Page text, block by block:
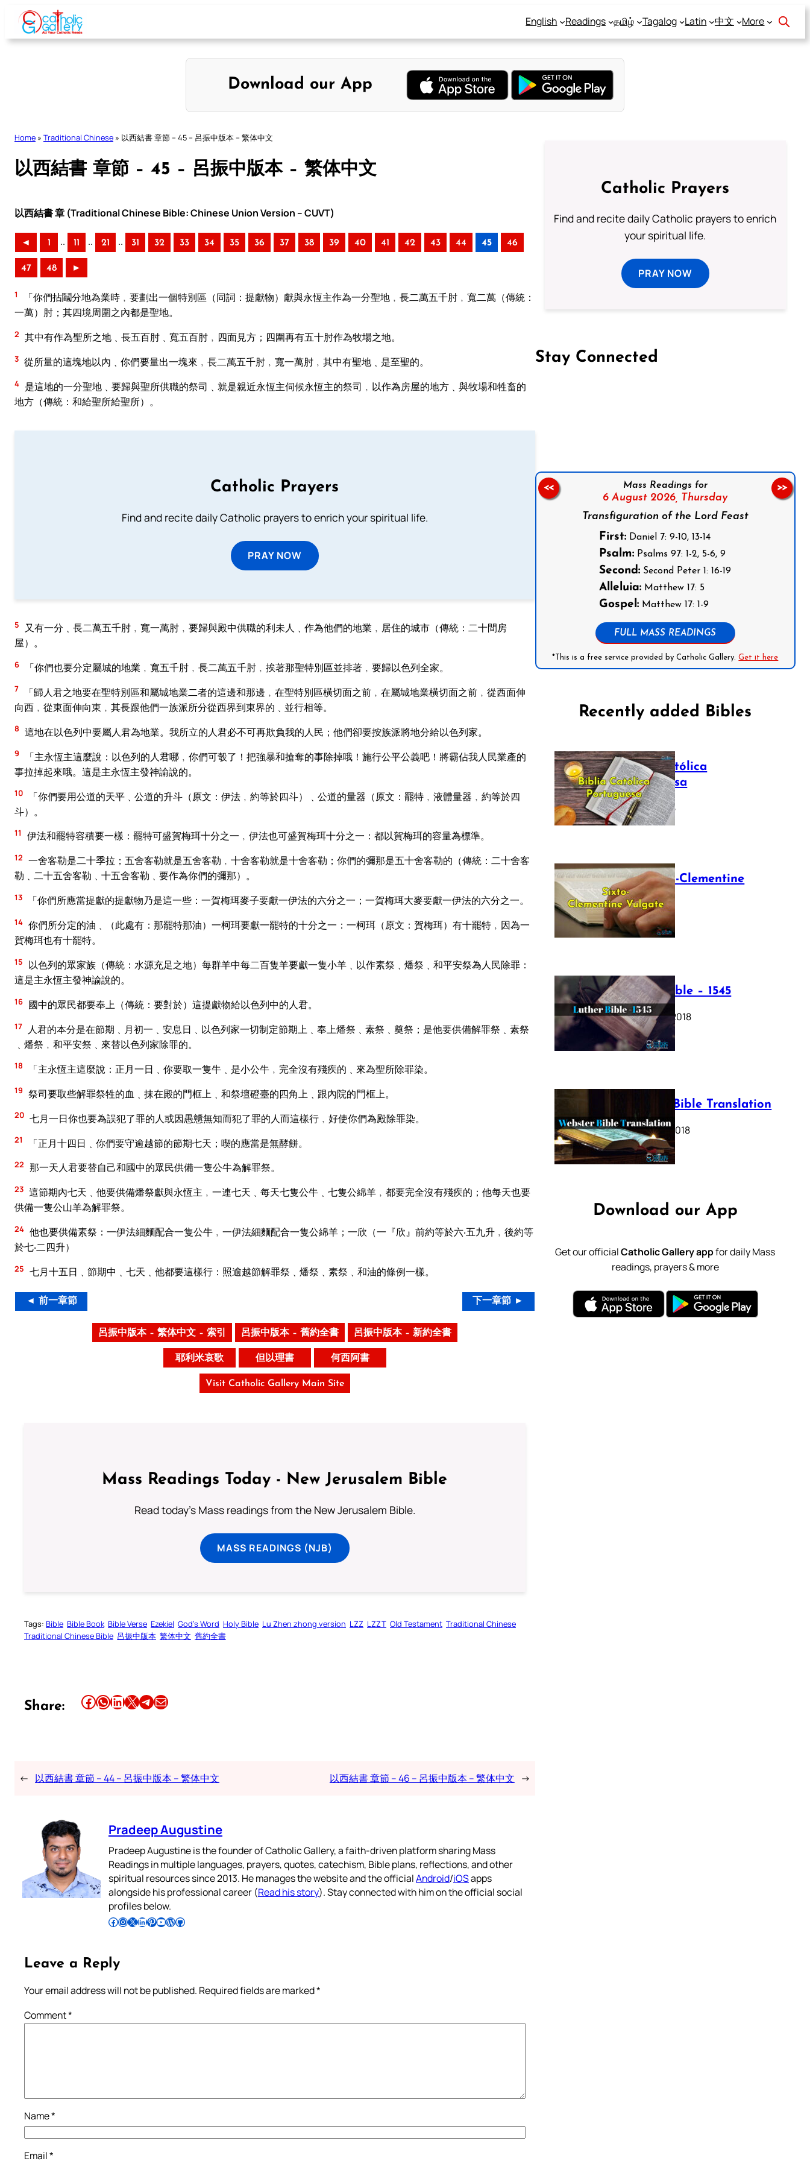
Skip
content
English Readings தமிழ் Tagalog Latin 中文 More
Download our App
Home » Traditional Chinese » 以西結書 章節 – 45 – 呂振中版本 – 繁体中文
以西結書 章節 – 45 – 呂振中版本 – 繁体中文
以西結書 章 (Traditional Chinese Bible: Chinese Union Version – CUVT)
◄ 1 .. 11 .. 21 .. 31 32 33 34 35 36 37 38 39 40 41 42 43 44 45 46
47 48 ►
1
「你們拈鬮分地為業時﹐要劃出一個特別區（同詞：提獻物）獻與永恆主作為一分聖地﹐長二萬五千肘﹐寬二萬（傳統：
一萬）肘；其四境周圍之內都是聖地。
2 其中有作為聖所之地﹑長五百肘﹑寬五百肘﹐四面見方；四圍再有五十肘作為牧場之地。
3 從所量的這塊地以內﹑你們要量出一塊來﹐長二萬五千肘﹐寬一萬肘﹐其中有聖地﹑是至聖的。
4 是這地的一分聖地﹑要歸與聖所供職的祭司﹑就是親近永恆主伺候永恆主的祭司﹐以作為房屋的地方﹑與牧場和牲畜的
地方（傳統：和給聖所給聖所）。
Catholic Prayers
Find and recite daily Catholic prayers to enrich your spiritual life.
PRAY NOW
5
又有一分﹑長二萬五千肘﹐寬一萬肘﹐要歸與殿中供職的利未人﹑作為他們的地業﹐居住的城市（傳統：二十間房
屋）。
6 「你們也要分定屬城的地業﹐寬五千肘﹐長二萬五千肘﹐挨著那聖特別區並排著﹐要歸以色列全家。
7
「歸人君之地要在聖特別區和屬城地業二者的這邊和那邊﹐在聖特別區橫切面之前﹐在屬城地業橫切面之前﹐從西面伸
向西﹐從東面伸向東﹐其長跟他們一族派所分從西界到東界的﹑並行相等。
8 這地在以色列中要屬人君為地業。我所立的人君必不可再欺負我的人民；他們卻要按族派將地分給以色列家。
9
「主永恆主這麼說：以色列的人君哪﹐你們可彀了！把強暴和搶奪的事除掉哦！施行公平公義吧！將霸佔我人民業產的
事拉掉起來哦。這是主永恆主發神諭說的。
10
「你們要用公道的天平﹑公道的升斗（原文：伊法﹐約等於四斗）﹑公道的量器（原文：罷特﹐液體量器﹐約等於四
斗）。
11 伊法和罷特容積要一樣：罷特可盛賀梅珥十分之一﹐伊法也可盛賀梅珥十分之一：都以賀梅珥的容量為標準。
12 一舍客勒是二十季拉；五舍客勒就是五舍客勒﹐十舍客勒就是十舍客勒；你們的彌那是五十舍客勒的（傳統：二十舍客
勒﹑二十五舍客勒﹑十五舍客勒﹑要作為你們的彌那）。
13 「你們所應當提獻的提獻物乃是這一些：一賀梅珥麥子要獻一伊法的六分之一；一賀梅珥大麥要獻一伊法的六分之一。
14 你們所分定的油﹑（此處有：那罷特那油）一柯珥要獻一罷特的十分之一：一柯珥（原文：賀梅珥）有十罷特﹐因為一
賀梅珥也有十罷特。
15
以色列的眾家族（傳統：水源充足之地）每群羊中每二百隻羊要獻一隻小羊﹑以作素祭﹑燔祭﹑和平安祭為人民除罪：
這是主永恆主發神諭說的。
16 國中的眾民都要奉上（傳統：要對於）這提獻物給以色列中的人君。
17
人君的本分是在節期﹑月初一﹑安息日﹑以色列家一切制定節期上﹑奉上燔祭﹑素祭﹑奠祭；是他要供備解罪祭﹑素祭
﹑燔祭﹐和平安祭﹑來替以色列家除罪的。
18 「主永恆主這麼說：正月一日﹑你要取一隻牛﹑是小公牛﹐完全沒有殘疾的﹑來為聖所除罪染。
19 祭司要取些解罪祭牲的血﹑抹在殿的門框上﹑和祭壇磴臺的四角上﹑跟內院的門框上。
20 七月一日你也要為誤犯了罪的人或因愚戇無知而犯了罪的人而這樣行﹐好使你們為殿除罪染。
21 「正月十四日﹑你們要守逾越節的節期七天；喫的應當是無酵餅。
22 那一天人君要替自己和國中的眾民供備一隻公牛為解罪祭。
23 這節期內七天﹑他要供備燔祭獻與永恆主﹐一連七天﹑每天七隻公牛﹑七隻公綿羊﹐都要完全沒有殘疾的；他每天也要
供備一隻公山羊為解罪祭。
24 他也要供備素祭：一伊法細麵配合一隻公牛﹐一伊法細麵配合一隻公綿羊；一欣（一『欣』前約等於六‧五九升﹐後約等
於七‧二四升）
25 七月十五日﹑節期中﹑七天﹑他都要這樣行：照逾越節解罪祭﹑燔祭﹑素祭﹑和油的條例一樣。
◄ 前一章節 下一章節 ►
呂振中版本 – 繁体中文 – 索引 呂振中版本 – 舊約全書 呂振中版本 – 新約全書
耶利米哀歌 但以理書 何西阿書
Visit Catholic Gallery Main Site
Mass Readings Today - New Jerusalem Bible
Read today's Mass readings from the New Jerusalem Bible.
MASS READINGS (NJB)
Tags: Bible Bible Book Bible Verse Ezekiel God’s Word Holy Bible Lu Zhen zhong version LZZ LZZT Old Testament Traditional Chinese
Traditional Chinese Bible 呂振中版本 繁体中文 舊約全書
Share: Share this article on Facebook Share this article on WhatsApp Share this article on LinkedIn Share this article on X Share this article on TelegramEmail this Article
← 以西結書 章節 – 44 – 呂振中版本 – 繁体中文 以西結書 章節 – 46 – 呂振中版本 – 繁体中文 →
Pradeep Augustine
Pradeep Augustine is the founder of Catholic Gallery, a faith-driven platform sharing Mass
Readings in multiple languages, prayers, quotes, catechism, Bible plans, reflections, and other
spiritual resources since 2013. He manages the website and the officialAndroid/iOSapps
alongside his professional career (Read his story). Stay connected with him on the official social
profiles below.
Follow Pradeep on Facebook Follow Pradeep on InstagramFollow Pradeep on X Follow Pradeep on LinkedIn Follow Pradeep on Pinterest Subscribe to Pradeep’s Youtube Channel Follow Pradeep on WordPress Follow Pradeep on GitHub
Leave a Reply
Your email address will not be published. Required fields are marked*
Comment*
Name*
Email*
Catholic Prayers
Find and recite daily Catholic prayers to enrich
your spiritual life.
PRAY NOW
Stay Connected
Mass Readings for
6 August 2026, Thursday
Transfiguration of the Lord Feast
First: Daniel 7: 9-10, 13-14
Psalm: Psalms 97: 1-2, 5-6, 9
Second: Second Peter 1: 16-19
Alleluia: Matthew 17: 5
Gospel: Matthew 17: 1-9
FULL MASS READINGS
*This is a free service provided by Catholic Gallery.Get it here
<< >>
Recently added Bibles
Bíblia Católica
Portuguesa
July 16, 2025
The Sixto-Clementine
Vulgate
July 12, 2025
Luther Bible – 1545
October 17, 2018
Webster Bible Translation
October 11, 2018
Download our App
Get our officialCatholic Gallery appfor daily Mass
readings, prayers & more